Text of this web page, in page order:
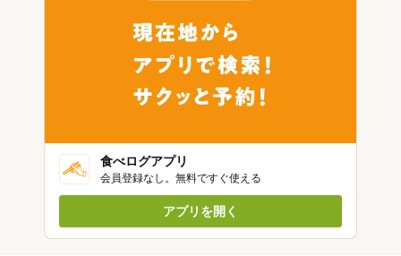
食べログアプリ
会員登録なし。無料ですぐ使える
アプリを開く